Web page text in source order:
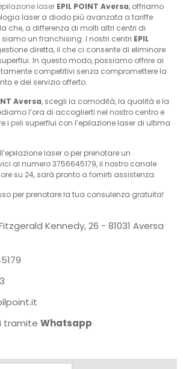
laser EPIL POINT Aversa, offriamo
laser a diodo più avanzata a tariffe
che, a differenza di molti altri centri di
siamo un franchising. I nostri centri EPIL
diretta, il che ci consente di eliminare
In questo modo, possiamo offrire ai
competitivi senza compromettere la
e del servizio offerto.
Aversa, scegli la comodità, la qualità e la
l’ora di accoglierti nel nostro centro e
i peli superflui con l’epilazione laser di ultima
laser o per prenotare un
al numero3756645179, il nostro canale
su 24, sarà pronto a fornirti assistenza.
per prenotare la tua consulenza gratuita!
Kennedy, 26 - 81031 Aversa
tramite Whatsapp